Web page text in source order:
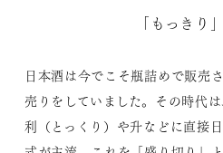
「もっきり
日本酒は今でこそ瓶詰めで販売
売りをしていました。その時代
利（とっくり）や升などに直接